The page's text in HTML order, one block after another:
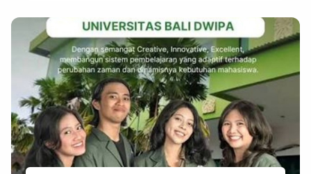
Inovatif